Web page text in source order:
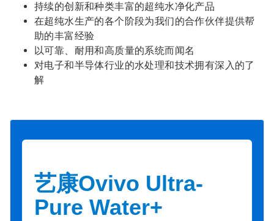
持续的创新和种类丰富的超纯水净化产品
在超纯水生产的各个阶段为我们的合作伙伴提供帮
助的丰富经验
以可靠、耐用和高质量的系统而闻名
对电子和半导体行业的水处理和技术拥有深入的了
解
艺康Ovivo Ultra-
Pure Water+